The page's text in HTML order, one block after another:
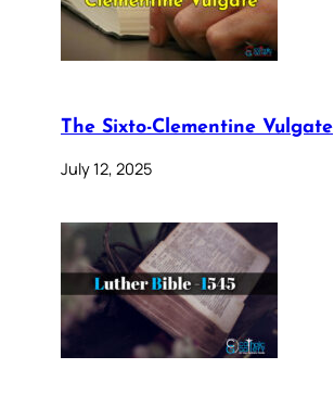
The Sixto-Clementine Vulgate
July 12, 2025